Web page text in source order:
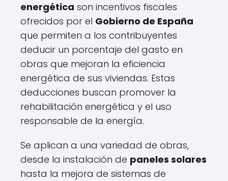
energética son incentivos fiscales
ofrecidos por el Gobierno de España
que permiten a los contribuyentes
deducir un porcentaje del gasto en
obras que mejoran la eficiencia
energética de sus viviendas. Estas
deducciones buscan promover la
rehabilitación energética y el uso
responsable de la energía.
Se aplican a una variedad de obras,
desde la instalación de paneles solares
hasta la mejora de sistemas de